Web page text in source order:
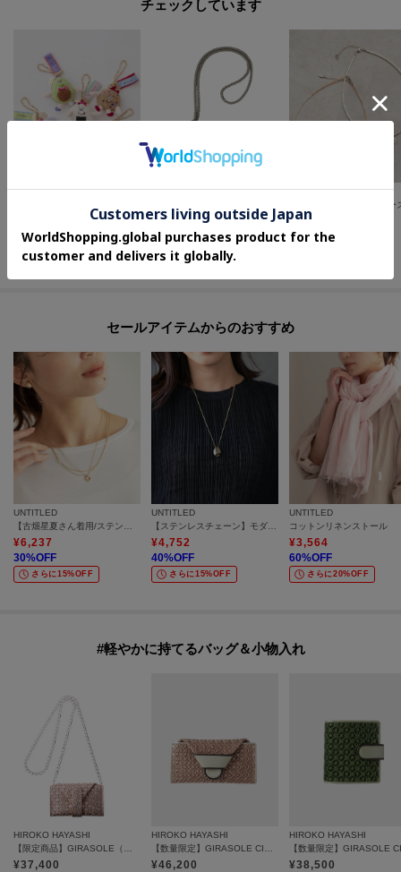
チェックしています
OPAQUE.CLIP
HIROFU
¥ 24,200
UNTITLED
¥3,960
50%OFF
セールアイテムからのおすすめ
UNTITLED
【古畑星夏さん着用/ステンレス】レイヤードチェーンネックレス
¥6,237
30%OFF
さらに15%OFF
UNTITLED
【ステンレスチェーン】モダンビーンズトップ
¥4,752
40%OFF
さらに15%OFF
UNTITLED
コットンリネンストール
¥3,564
60%OFF
さらに20%OFF
#軽やかに持てるバッグ＆小物入れ
HIROKO HAYASHI
¥37,400
HIROKO HAYASHI
¥46,200
HIROKO HAYASHI
¥38,500